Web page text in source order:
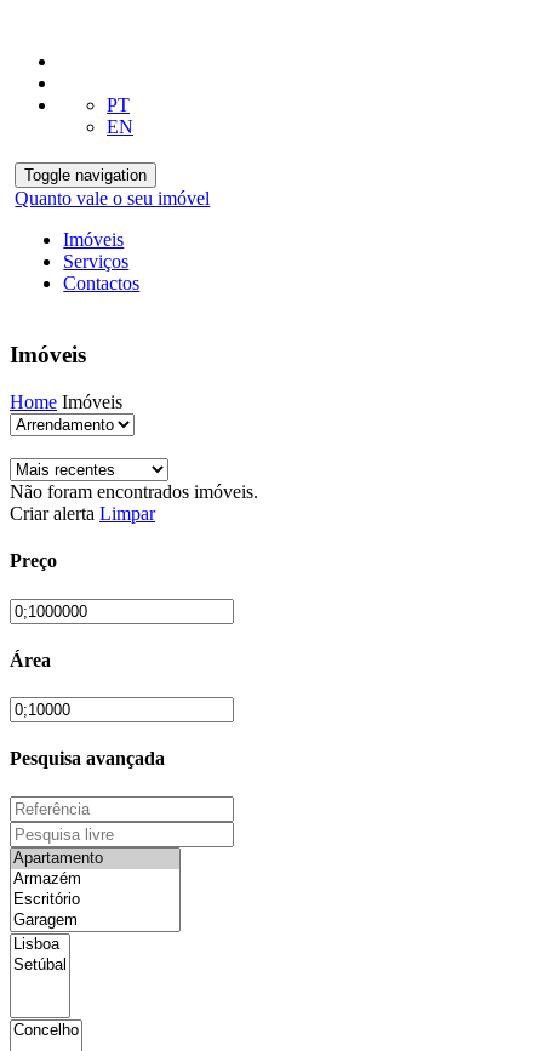
PT
EN
Toggle navigation
Quanto vale o seu imóvel
Imóveis
Serviços
Contactos
Imóveis
Home Imóveis
Não foram encontrados imóveis.
Criar alerta Limpar
Preço
Área
Pesquisa avançada